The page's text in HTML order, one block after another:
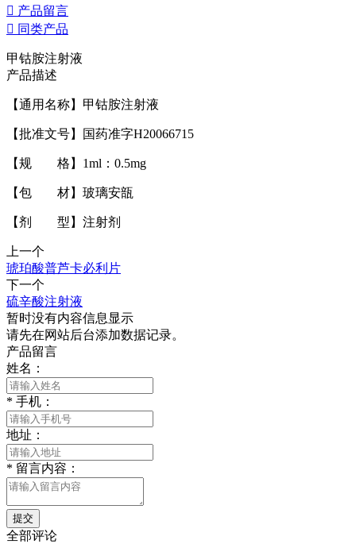
 产品留言
 同类产品
甲钴胺注射液
产品描述
【通用名称】甲钴胺注射液
【批准文号】国药准字H20066715
【规 格】1ml：0.5mg
【包 材】玻璃安瓿
【剂 型】注射剂
上一个
琥珀酸普芦卡必利片
下一个
硫辛酸注射液
暂时没有内容信息显示
请先在网站后台添加数据记录。
产品留言
姓名：
* 手机：
地址：
* 留言内容：
提交
全部评论